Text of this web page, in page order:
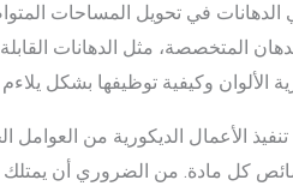
في تحويل المساحات
المتخصصة، مثل الدهانات
الألوان وكيفية توظيفها بشكل يلاءم
تنفيذ الأعمال الديكورية من
كل مادة. من الضروري أن يمتلك